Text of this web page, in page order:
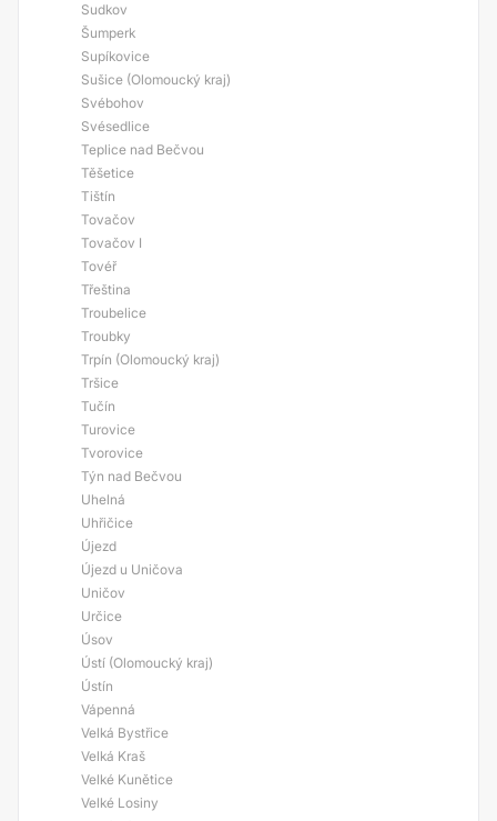
Sudkov
Šumperk
Supíkovice
Sušice (Olomoucký kraj)
Svébohov
Svésedlice
Teplice nad Bečvou
Těšetice
Tištín
Tovačov
Tovačov I
Tovéř
Třeština
Troubelice
Troubky
Trpín (Olomoucký kraj)
Tršice
Tučín
Turovice
Tvorovice
Týn nad Bečvou
Uhelná
Uhřičice
Újezd
Újezd u Uničova
Uničov
Určice
Úsov
Ústí (Olomoucký kraj)
Ústín
Vápenná
Velká Bystřice
Velká Kraš
Velké Kunětice
Velké Losiny